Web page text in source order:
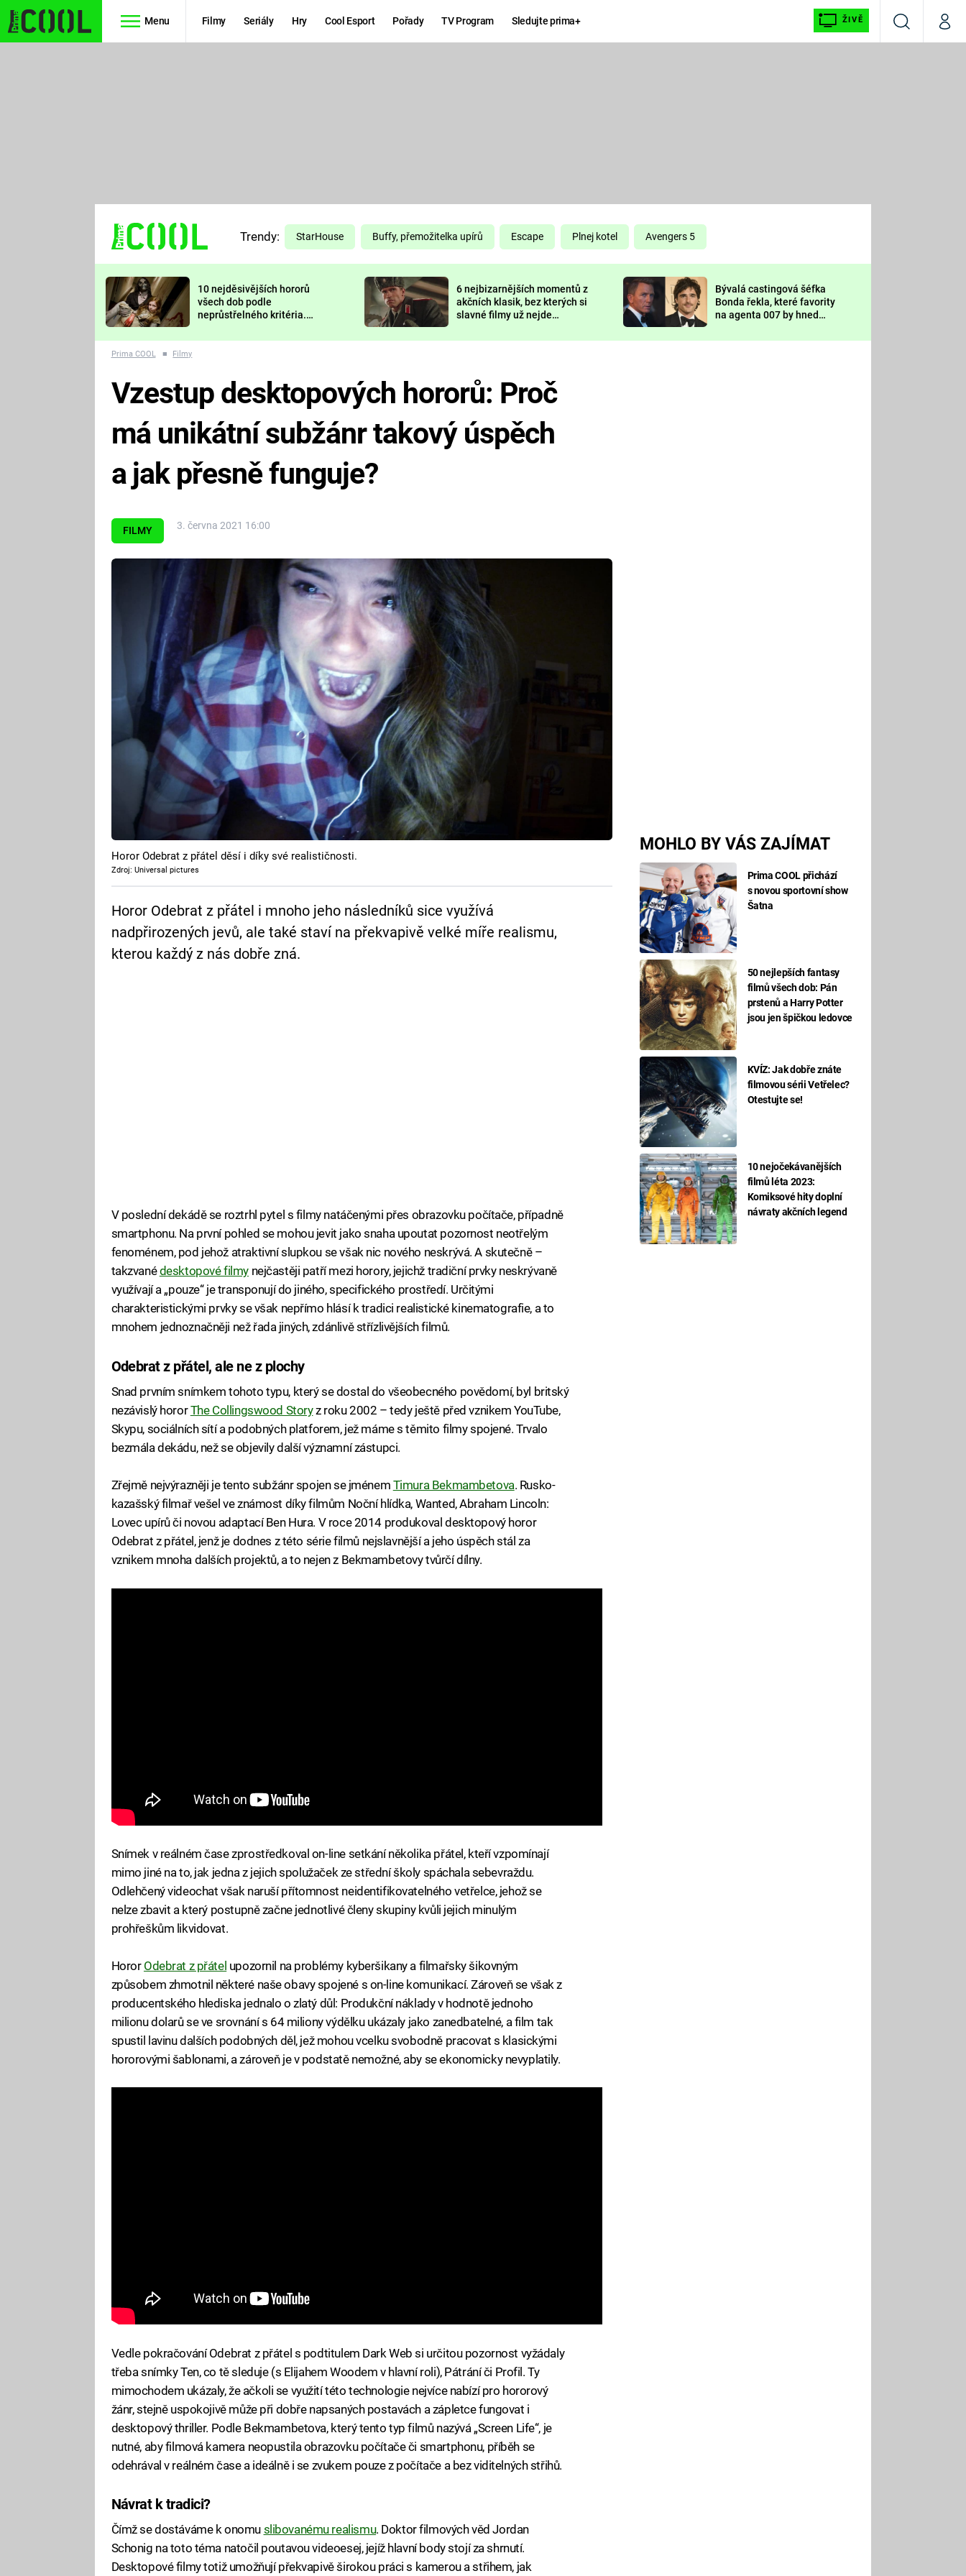
Menu Filmy Seriály Hry Cool Esport Pořady TV Program Sledujte prima+ ŽIVĚ
VyhledáváníMůj
TŘESKU
FUTURAMA
PREDÁTOR
DELIVERANCE
KOMEDIE
CHUCK
NORRIS
DEADPOOL
Prima LAJK
Sledujte nás
Trendy: StarHouse Buffy, přemožitelka upírů Escape Plnej kotel Avengers 5
10 nejděsivějších hororů
všech dob podle
neprůstřelného kritéria.
nejvíc zvednou tep?
6 nejbizarnějších momentů z
akčních klasik, bez kterých si
slavné filmy už nejde
Bývalá castingová šéfka
Bonda řekla, které favority
na agenta 007 by hned
Prima COOL ■ Filmy
FILMY 3. června 2021 16:00
MOHLO BY VÁS ZAJÍMAT
Prima COOL přichází
s novou sportovní show
Šatna
50 nejlepších fantasy
filmů všech dob: Pán
prstenů a Harry Potter
jsou jen špičkou ledovce
KVÍZ: Jak dobře znáte
filmovou sérii Vetřelec?
Otestujte se!
10 nejočekávanějších
filmů léta 2023:
Komiksové hity doplní
návraty akčních legend
Vzestup desktopových hororů: Proč
má unikátní subžánr takový úspěch
a jak přesně funguje?
Horor Odebrat z přátel děsí i díky své realističnosti.
Zdroj: Universal pictures
Horor Odebrat z přátel i mnoho jeho následníků sice využívá
nadpřirozených jevů, ale také staví na překvapivě velké míře realismu,
kterou každý z nás dobře zná.
V poslední dekádě se roztrhl pytel s filmy natáčenými přes obrazovku počítače, případně
smartphonu. Na první pohled se mohou jevit jako snaha upoutat pozornost neotřelým
fenoménem, pod jehož atraktivní slupkou se však nic nového neskrývá. A skutečně –
takzvanédesktopové filmynejčastěji patří mezi horory, jejichž tradiční prvky neskrývaně
využívají a „pouze“ je transponují do jiného, specifického prostředí. Určitými
charakteristickými prvky se však nepřímo hlásí k tradici realistické kinematografie, a to
mnohem jednoznačněji než řada jiných, zdánlivě střízlivějších filmů.
Odebrat z přátel, ale ne z plochy
Snad prvním snímkem tohoto typu, který se dostal do všeobecného povědomí, byl britský
nezávislý hororThe Collingswood Storyz roku 2002 – tedy ještě před vznikem YouTube,
Skypu, sociálních sítí a podobných platforem, jež máme s těmito filmy spojené. Trvalo
bezmála dekádu, než se objevily další významní zástupci.
Zřejmě nejvýrazněji je tento subžánr spojen se jménem Timura Bekmambetova. Rusko-
kazašský filmař vešel ve známost díky filmům Noční hlídka, Wanted, Abraham Lincoln:
Lovec upírů či novou adaptací Ben Hura. V roce 2014 produkoval desktopový horor
Odebrat z přátel, jenž je dodnes z této série filmů nejslavnější a jeho úspěch stál za
vznikem mnoha dalších projektů, a to nejen z Bekmambetovy tvůrčí dílny.
Snímek v reálném čase zprostředkoval on-line setkání několika přátel, kteří vzpomínají
mimo jiné na to, jak jedna z jejich spolužaček ze střední školy spáchala sebevraždu.
Odlehčený videochat však naruší přítomnost neidentifikovatelného vetřelce, jehož se
nelze zbavit a který postupně začne jednotlivé členy skupiny kvůli jejich minulým
prohřeškům likvidovat.
Horor Odebrat z přátel upozornil na problémy kyberšikany a filmařsky šikovným
způsobem zhmotnil některé naše obavy spojené s on-line komunikací. Zároveň se však z
producentského hlediska jednalo o zlatý důl: Produkční náklady v hodnotě jednoho
milionu dolarů se ve srovnání s 64 miliony výdělku ukázaly jako zanedbatelné, a film tak
spustil lavinu dalších podobných děl, jež mohou vcelku svobodně pracovat s klasickými
hororovými šablonami, a zároveň je v podstatě nemožné, aby se ekonomicky nevyplatily.
Vedle pokračování Odebrat z přátel s podtitulem Dark Web si určitou pozornost vyžádaly
třeba snímky Ten, co tě sleduje (s Elijahem Woodem v hlavní roli), Pátrání či Profil. Ty
mimochodem ukázaly, že ačkoli se využití této technologie nejvíce nabízí pro hororový
žánr, stejně uspokojivě může při dobře napsaných postavách a zápletce fungovat i
desktopový thriller. Podle Bekmambetova, který tento typ filmů nazývá „Screen Life“, je
nutné, aby filmová kamera neopustila obrazovku počítače či smartphonu, příběh se
odehrával v reálném čase a ideálně i se zvukem pouze z počítače a bez viditelných střihů.
Návrat k tradici?
Čímž se dostáváme k onomu slibovanému realismu. Doktor filmových věd Jordan
Schonig na toto téma natočil poutavou videoesej, jejíž hlavní body stojí za shrnutí.
Desktopové filmy totiž umožňují překvapivě širokou práci s kamerou a střihem, jak